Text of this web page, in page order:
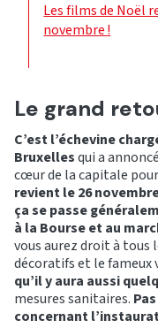
Les films de Noël
novembre !
Le grand
C’est l’échevine
Bruxellesqui a
cœur de la capitale
revient le 26
ça se passe
à la Bourse et au
vous aurez droit à tous
décoratifs et le fameux
qu’il y aura aussi
mesures sanitaires.
concernant